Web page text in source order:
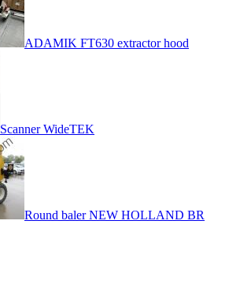
ADAMIK FT630 extractor hood
Scanner WideTEK
Round baler NEW HOLLAND BR